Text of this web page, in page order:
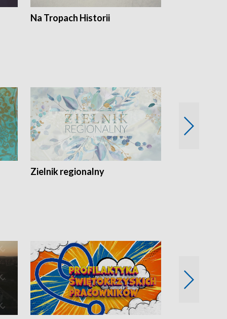
Na Tropach Historii
Zielnik regionalny